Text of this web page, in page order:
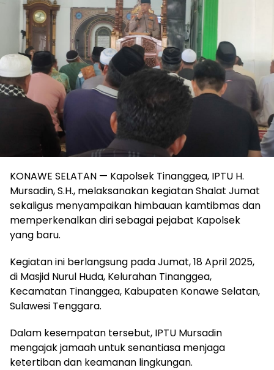
KONAWE SELATAN — Kapolsek Tinanggea, IPTU H.
Mursadin, S.H., melaksanakan kegiatan Shalat Jumat
sekaligus menyampaikan himbauan kamtibmas dan
memperkenalkan diri sebagai pejabat Kapolsek
yang baru.
Kegiatan ini berlangsung pada Jumat, 18 April 2025,
di Masjid Nurul Huda, Kelurahan Tinanggea,
Kecamatan Tinanggea, Kabupaten Konawe Selatan,
Sulawesi Tenggara.
Dalam kesempatan tersebut, IPTU Mursadin
mengajak jamaah untuk senantiasa menjaga
ketertiban dan keamanan lingkungan.